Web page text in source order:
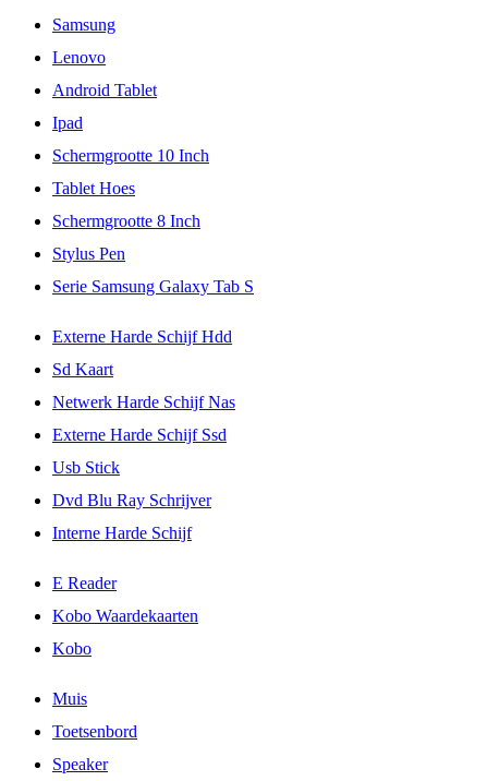
Samsung
Lenovo
Android Tablet
Ipad
Schermgrootte 10 Inch
Tablet Hoes
Schermgrootte 8 Inch
Stylus Pen
Serie Samsung Galaxy Tab S
Externe Harde Schijf Hdd
Sd Kaart
Netwerk Harde Schijf Nas
Externe Harde Schijf Ssd
Usb Stick
Dvd Blu Ray Schrijver
Interne Harde Schijf
E Reader
Kobo Waardekaarten
Kobo
Muis
Toetsenbord
Speaker